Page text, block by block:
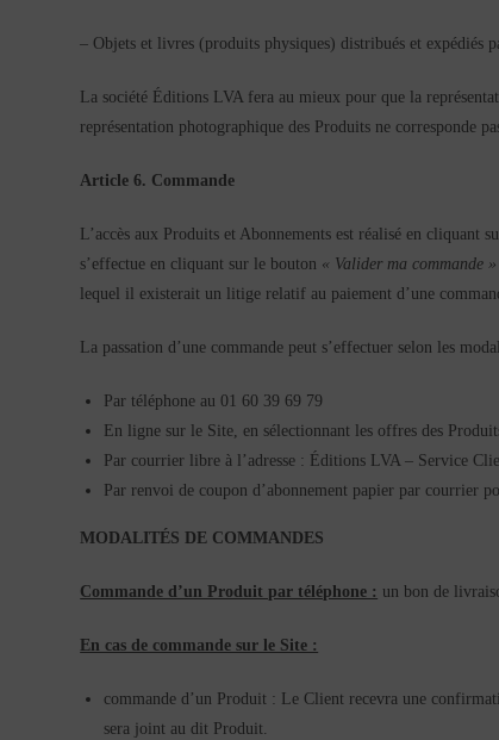
– Objets et livres (produits physiques) distribués et expédiés
La société Éditions LVA fera au mieux pour que la
représentation photographique des Produits ne corresponde
Article 6. Commande
L’accès aux Produits et Abonnements est réalisé en
s’effectue en cliquant sur le bouton « Valider ma commande »
lequel il existerait un litige relatif au paiement d’une
La passation d’une commande peut s’effectuer selon les
Par téléphone au 01 60 39 69 79
En ligne sur le Site, en sélectionnant les offres des
Par courrier libre à l’adresse : Éditions LVA – Service
Par renvoi de coupon d’abonnement papier par courrier
MODALITÉS DE COMMANDES
Commande d’un Produit par téléphone : un bon de
En cas de commande sur le Site :
commande d’un Produit : Le Client recevra une
sera joint au dit Produit.